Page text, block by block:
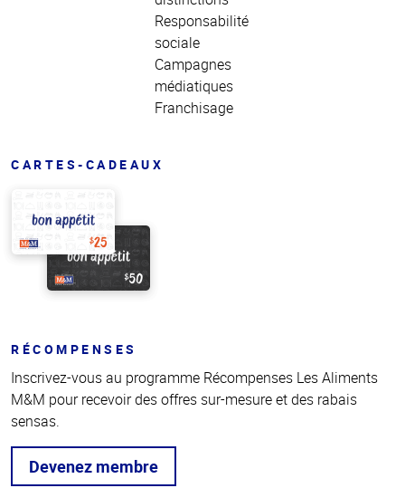
Responsabilité
sociale
Campagnes
médiatiques
Franchisage
CARTES-CADEAUX
RÉCOMPENSES
Inscrivez-vous au programme Récompenses Les Aliments
M&M pour recevoir des offres sur-mesure et des rabais
sensas.
Devenez membre